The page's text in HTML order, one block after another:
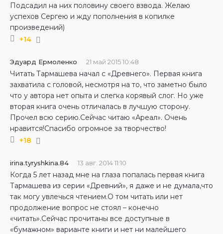
Подсадил на них половину своего взвода. Желаю
успехов Сергею и жду пополнения в копилке
произведений)
+14
Эдуард Ермоленко 21 май 2015 10:48
Читать Тармашева начал с «Древнего». Первая книга
захватила с головой, несмотря на то, что заметно было
что у автора нет опыта и слегка корявый слог. Но уже
вторая книга очень отличалась в лучшую сторону.
Прочел всю серию.Сейчас читаю «Ареал». Очень
нравится!Спасибо огромное за творчество!
+18
irina.tyryshkina.84 13 авг. 2014 11:10
Когда 5 лет назад мне на глаза попалась первая книга
Тармашева из серии «Древний», я даже и не думала,что
так могу увлечься чтением.О том читать или нет
продолжение вопрос не стоял – конечно
«читать».Сейчас прочитаны все доступные в
«бумажном» варианте книги и нет ни малейшего